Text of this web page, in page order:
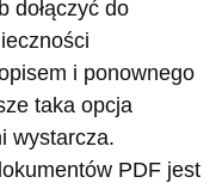
dołączyć do
i ponownego
taka opcja
wystarcza.
PDF jest